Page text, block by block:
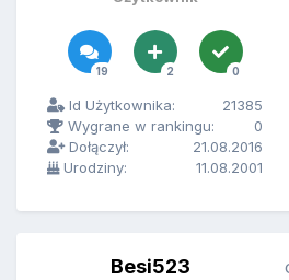
19 2 0
Id Użytkownika:
21385
Wygrane w rankingu:
0
Dołączył:
21.08.2016
Urodziny:
11.08.2001
Besi523